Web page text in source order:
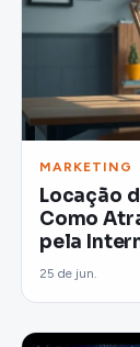
MARKETING
Locação
Como
pela
25 de jun.